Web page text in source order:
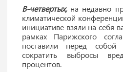
В-четвертых, на недавно
климатической
инициативе взяли на себя
рамках Парижского
поставили перед
сократить выбросы
процентов.